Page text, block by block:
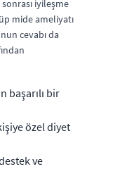
sonrası iyileşme
mide ameliyatı
cevabı da
başarılı bir
özel diyet
ve